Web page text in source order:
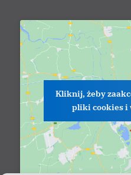
Kliknij, żeby
pliki cookies i